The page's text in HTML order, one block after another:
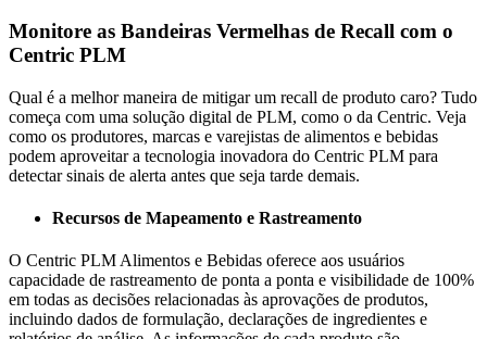
Monitore as Bandeiras Vermelhas de Recall com o
Centric PLM
Qual é a melhor maneira de mitigar um recall de produto caro? Tudo
começa com uma solução digital de PLM, como o da Centric. Veja
como os produtores, marcas e varejistas de alimentos e bebidas
podem aproveitar a tecnologia inovadora do Centric PLM para
detectar sinais de alerta antes que seja tarde demais.
Recursos de Mapeamento e Rastreamento
O Centric PLM Alimentos e Bebidas oferece aos usuários
capacidade de rastreamento de ponta a ponta e visibilidade de 100%
em todas as decisões relacionadas às aprovações de produtos,
incluindo dados de formulação, declarações de ingredientes e